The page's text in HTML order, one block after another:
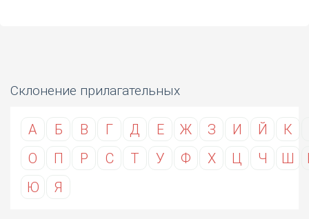
Склонение прилагательных
А Б В Г Д Е Ж З И Й К
О
П Р С Т У Ф Х Ц Ч Ш
Ю
Я